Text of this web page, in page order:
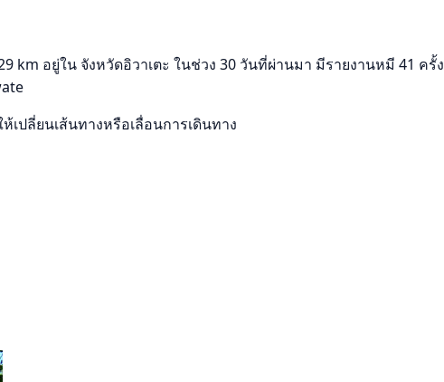
km อยู่ใน จังหวัดอิวาเตะ ในช่วง 30 วันที่ผ่านมา มีรายงานหมี 41 ค
ปลี่ยนเส้นทางหรือเลื่อนการเดินทาง